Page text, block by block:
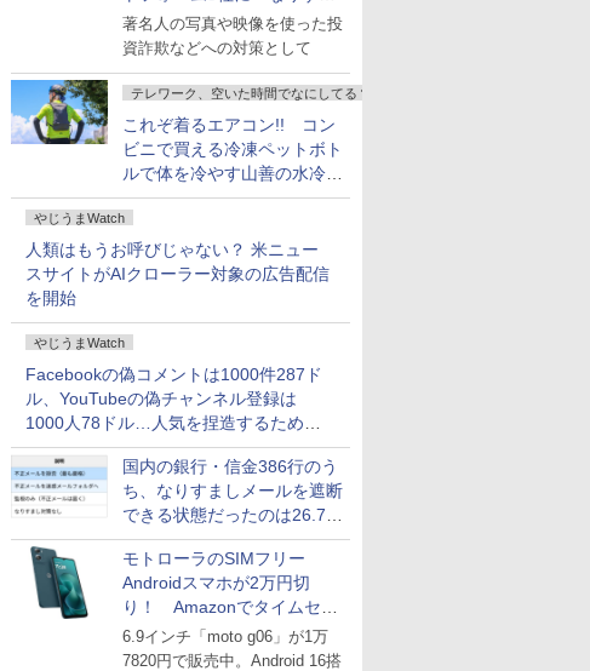
し詐欺広告」対策強化を要請
著名人の写真や映像を使った投
資詐欺などへの対策として
テレワーク、空いた時間でなにしてる？
これぞ着るエアコン!! コン
ビニで買える冷凍ペットボト
ルで体を冷やす山善の水冷ベ
ストがロードバイクにちょう
どいい【ぼっち・ざ・ろー
ど！その14】
やじうまWatch
人類はもうお呼びじゃない？ 米ニュー
スサイトがAIクローラー対象の広告配信
を開始
やじうまWatch
Facebookの偽コメントは1000件287ド
ル、YouTubeの偽チャンネル登録は
1000人78ドル…人気を捏造するための
価格リストが公開中
国内の銀行・信金386行のう
ち、なりすましメールを遮断
できる状態だったのは26.7％
にとどまる～GMOブランド
セキュリティ調査
モトローラのSIMフリー
Androidスマホが2万円切
り！ Amazonでタイムセー
ル
6.9インチ「moto g06」が1万
7820円で販売中。Android 16搭